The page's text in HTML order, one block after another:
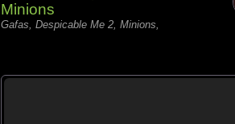
Minions
Gafas, Despicable Me 2, Minions,